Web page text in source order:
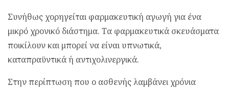
Συνήθως χορηγείται φαρμακευτική αγωγή για ένα
μικρό χρονικό διάστημα. Τα φαρμακευτικά σκευάσματα
ποικίλουν και μπορεί να είναι υπνωτικά,
καταπραϋντικά ή αντιχολινεργικά.
Στην περίπτωση που ο ασθενής λαμβάνει χρόνια